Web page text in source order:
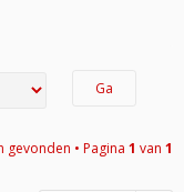
gevonden • Pagina 1 van 1